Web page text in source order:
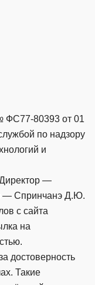
ФС77-80393 от 01
по надзору
и
—
— Спринчанэ Д.Ю.
с сайта
на
достоверность
Такие